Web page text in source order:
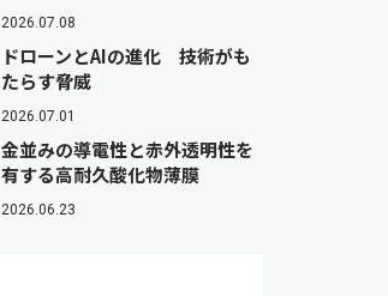
2026.07.08
ドローンとAIの進化 技術がも
たらす脅威
2026.07.01
金並みの導電性と赤外透明性を
有する高耐久酸化物薄膜
2026.06.23